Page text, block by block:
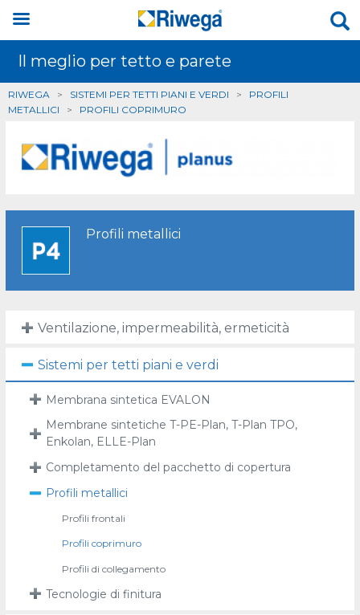
Il meglio per tetto e parete
RIWEGA > SISTEMI PER TETTI PIANI E VERDI > PROFILI
METALLICI > PROFILI COPRIMURO
Profili metallici
Ventilazione, impermeabilità, ermeticità
Sistemi per tetti piani e verdi
Membrana sintetica EVALON
Membrane sintetiche T-PE-Plan, T-Plan TPO,
Enkolan, ELLE-Plan
Completamento del pacchetto di copertura
Profili metallici
Profili frontali
Profili coprimuro
Profili di collegamento
Tecnologie di finitura